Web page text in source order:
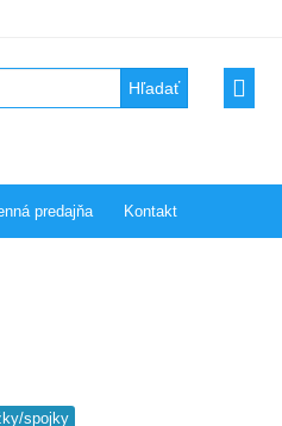
Hľadať
predajňa Kontakt
spojky